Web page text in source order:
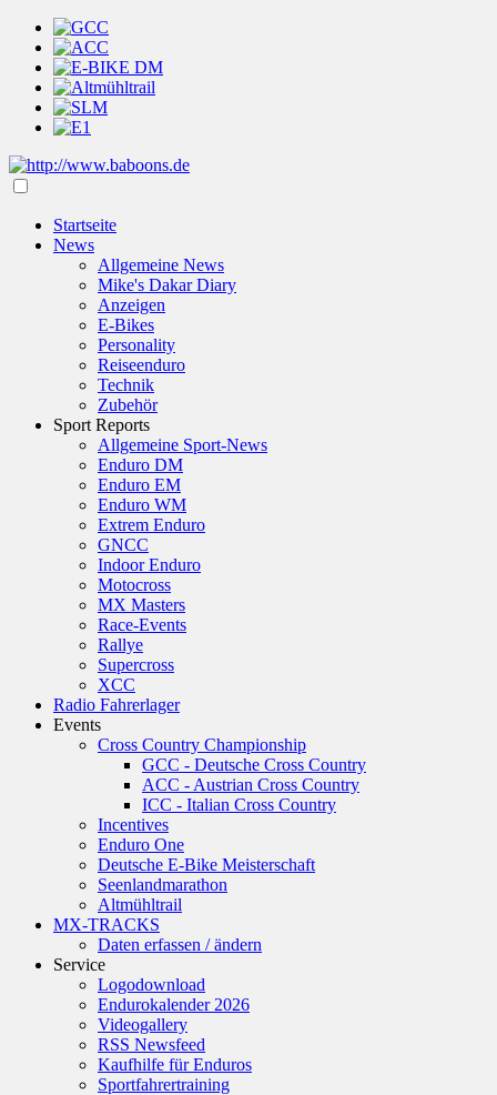
Startseite
News
Allgemeine News
Mike's Dakar Diary
Anzeigen
E-Bikes
Personality
Reiseenduro
Technik
Zubehör
Sport Reports
Allgemeine Sport-News
Enduro DM
Enduro EM
Enduro WM
Extrem Enduro
GNCC
Indoor Enduro
Motocross
MX Masters
Race-Events
Rallye
Supercross
XCC
Radio Fahrerlager
Events
Cross Country Championship
GCC - Deutsche Cross Country
ACC - Austrian Cross Country
ICC - Italian Cross Country
Incentives
Enduro One
Deutsche E-Bike Meisterschaft
Seenlandmarathon
Altmühltrail
MX-TRACKS
Daten erfassen / ändern
Service
Logodownload
Endurokalender 2026
Videogallery
RSS Newsfeed
Kaufhilfe für Enduros
Sportfahrertraining